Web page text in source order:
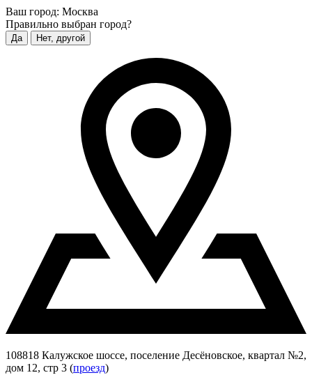
Ваш город: Москва
Правильно выбран город?
Да Нет, другой
108818 Калужское шоссе, поселение Десёновское, квартал №2,
дом 12, стр 3 (проезд)